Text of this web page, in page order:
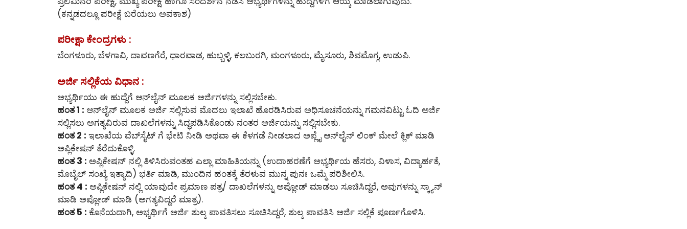
(ಕನ್ನಡದಲ್ಲೂ ಪರೀಕ್ಷೆ ಬರೆಯಲು ಅವಕಾಶ)
ಪರೀಕ್ಷಾ ಕೇಂದ್ರಗಳು :
ಬೆಂಗಳೂರು, ಬೆಳಗಾವಿ, ದಾವಣಗೆರೆ, ಧಾರವಾಡ, ಹುಬ್ಬಳ್ಳಿ, ಕಲಬುರಗಿ, ಮಂಗಳೂರು, ಮೈಸೂರು, ಶಿವಮೊಗ್ಗ, ಉಡುಪಿ.
ಅರ್ಜಿ ಸಲ್ಲಿಕೆಯ ವಿಧಾನ :
ಅಭ್ಯರ್ಥಿಯು ಈ ಹುದ್ದೆಗೆ ಆನ್‌ಲೈನ್‌ ಮೂಲಕ ಅರ್ಜಿಗಳನ್ನು ಸಲ್ಲಿಸಬೇಕು.
ಹಂತ 1 : ಆನ್‌ಲೈನ್‌ ಮೂಲಕ ಅರ್ಜಿ ಸಲ್ಲಿಸುವ ಮೊದಲು ಇಲಾಖೆ ಹೊರಡಿಸಿರುವ ಅಧಿಸೂಚನೆಯನ್ನು ಗಮನವಿಟ್ಟು ಓದಿ ಅರ್ಜಿ
ಸಲ್ಲಿಸಲು ಅಗತ್ಯವಿರುವ ದಾಖಲೆಗಳನ್ನು ಸಿದ್ಧಪಡಿಸಿಕೊಂಡು ನಂತರ ಅರ್ಜಿಯನ್ನು ಸಲ್ಲಿಸಬೇಕು.
ಹಂತ 2 : ಇಲಾಖೆಯ ವೆಬ್‌ಸೈಟ್ ಗೆ ಭೇಟಿ ನೀಡಿ ಅಥವಾ ಈ ಕೆಳಗಡೆ ನೀಡಲಾದ ಅಪ್ಲೈ ಆನ್‌ಲೈನ್‌ ಲಿಂಕ್ ಮೇಲೆ ಕ್ಲಿಕ್ ಮಾಡಿ
ಅಪ್ಲಿಕೇಷನ್ ತೆರೆದುಕೊಳ್ಳಿ.
ಹಂತ 3 : ಅಪ್ಲಿಕೇಷನ್ ನಲ್ಲಿ ತಿಳಿಸಿರುವಂತಹ ಎಲ್ಲಾ ಮಾಹಿತಿಯನ್ನು (ಉದಾಹರಣೆಗೆ ಅಭ್ಯರ್ಥಿಯ ಹೆಸರು, ವಿಳಾಸ, ವಿದ್ಯಾರ್ಹತೆ,
ಮೊಬೈಲ್ ಸಂಖ್ಯೆ ಇತ್ಯಾದಿ) ಭರ್ತಿ ಮಾಡಿ, ಮುಂದಿನ ಹಂತಕ್ಕೆ ತೆರಳುವ ಮುನ್ನ ಪುನಃ ಒಮ್ಮೆ ಪರಿಶೀಲಿಸಿ.
ಹಂತ 4 : ಅಪ್ಲಿಕೇಷನ್ ನಲ್ಲಿ ಯಾವುದೇ ಪ್ರಮಾಣ ಪತ್ರ/ ದಾಖಲೆಗಳನ್ನು ಅಪ್ಲೋಡ್ ಮಾಡಲು ಸೂಚಿಸಿದ್ದರೆ, ಅವುಗಳನ್ನು ಸ್ಕ್ಯಾನ್
ಮಾಡಿ ಅಪ್ಲೋಡ್ ಮಾಡಿ (ಅಗತ್ಯವಿದ್ದರೆ ಮಾತ್ರ).
ಹಂತ 5 : ಕೊನೆಯದಾಗಿ, ಅಭ್ಯರ್ಥಿಗೆ ಅರ್ಜಿ ಶುಲ್ಕ ಪಾವತಿಸಲು ಸೂಚಿಸಿದ್ದರೆ, ಶುಲ್ಕ ಪಾವತಿಸಿ ಅರ್ಜಿ ಸಲ್ಲಿಕೆ ಪೂರ್ಣಗೊಳಿಸಿ.